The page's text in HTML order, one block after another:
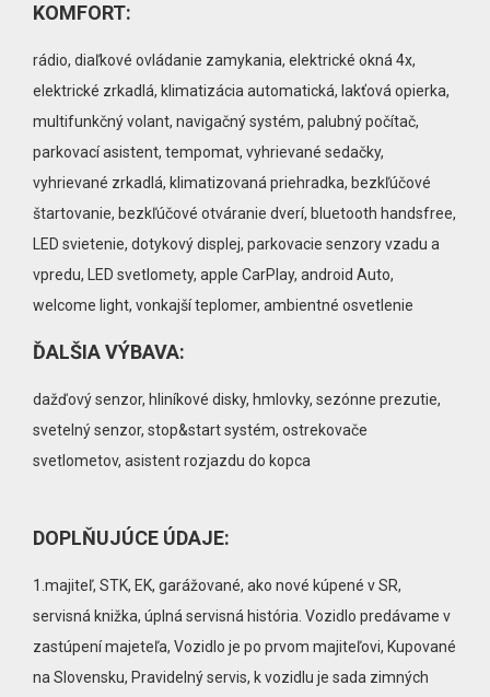
KOMFORT:
rádio, diaľkové ovládanie zamykania, elektrické okná 4x,
elektrické zrkadlá, klimatizácia automatická, lakťová opierka,
multifunkčný volant, navigačný systém, palubný počítač,
parkovací asistent, tempomat, vyhrievané sedačky,
vyhrievané zrkadlá, klimatizovaná priehradka, bezkľúčové
štartovanie, bezkľúčové otváranie dverí, bluetooth handsfree,
LED svietenie, dotykový displej, parkovacie senzory vzadu a
vpredu, LED svetlomety, apple CarPlay, android Auto,
welcome light, vonkajší teplomer, ambientné osvetlenie
ĎALŠIA VÝBAVA:
dažďový senzor, hliníkové disky, hmlovky, sezónne prezutie,
svetelný senzor, stop&start systém, ostrekovače
svetlometov, asistent rozjazdu do kopca
DOPLŇUJÚCE ÚDAJE:
1.majiteľ, STK, EK, garážované, ako nové kúpené v SR,
servisná knižka, úplná servisná história. Vozidlo predávame v
zastúpení majeteľa, Vozidlo je po prvom majiteľovi, Kupované
na Slovensku, Pravidelný servis, k vozidlu je sada zimných